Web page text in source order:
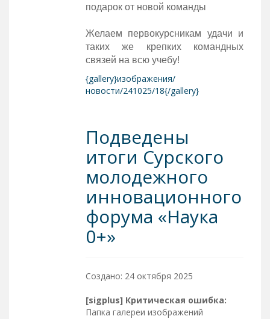
подарок от новой команды
Желаем первокурсникам удачи и
таких же крепких командных
связей на всю учебу!
{gallery}изображения/
новости/241025/18{/gallery}
Подведены
итоги Сурского
молодежного
инновационного
форума «Наука
0+»
Создано: 24 октября 2025
[sigplus] Критическая ошибка:
Папка галереи изображений